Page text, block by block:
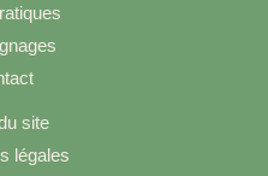
site
légales